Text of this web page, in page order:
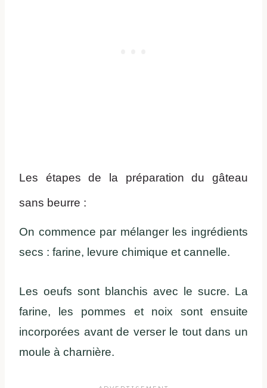
Les étapes de la préparation du gâteau
sans beurre :
On commence par mélanger les ingrédients
secs : farine, levure chimique et cannelle.
Les oeufs sont blanchis avec le sucre. La
farine, les pommes et noix sont ensuite
incorporées avant de verser le tout dans un
moule à charnière.